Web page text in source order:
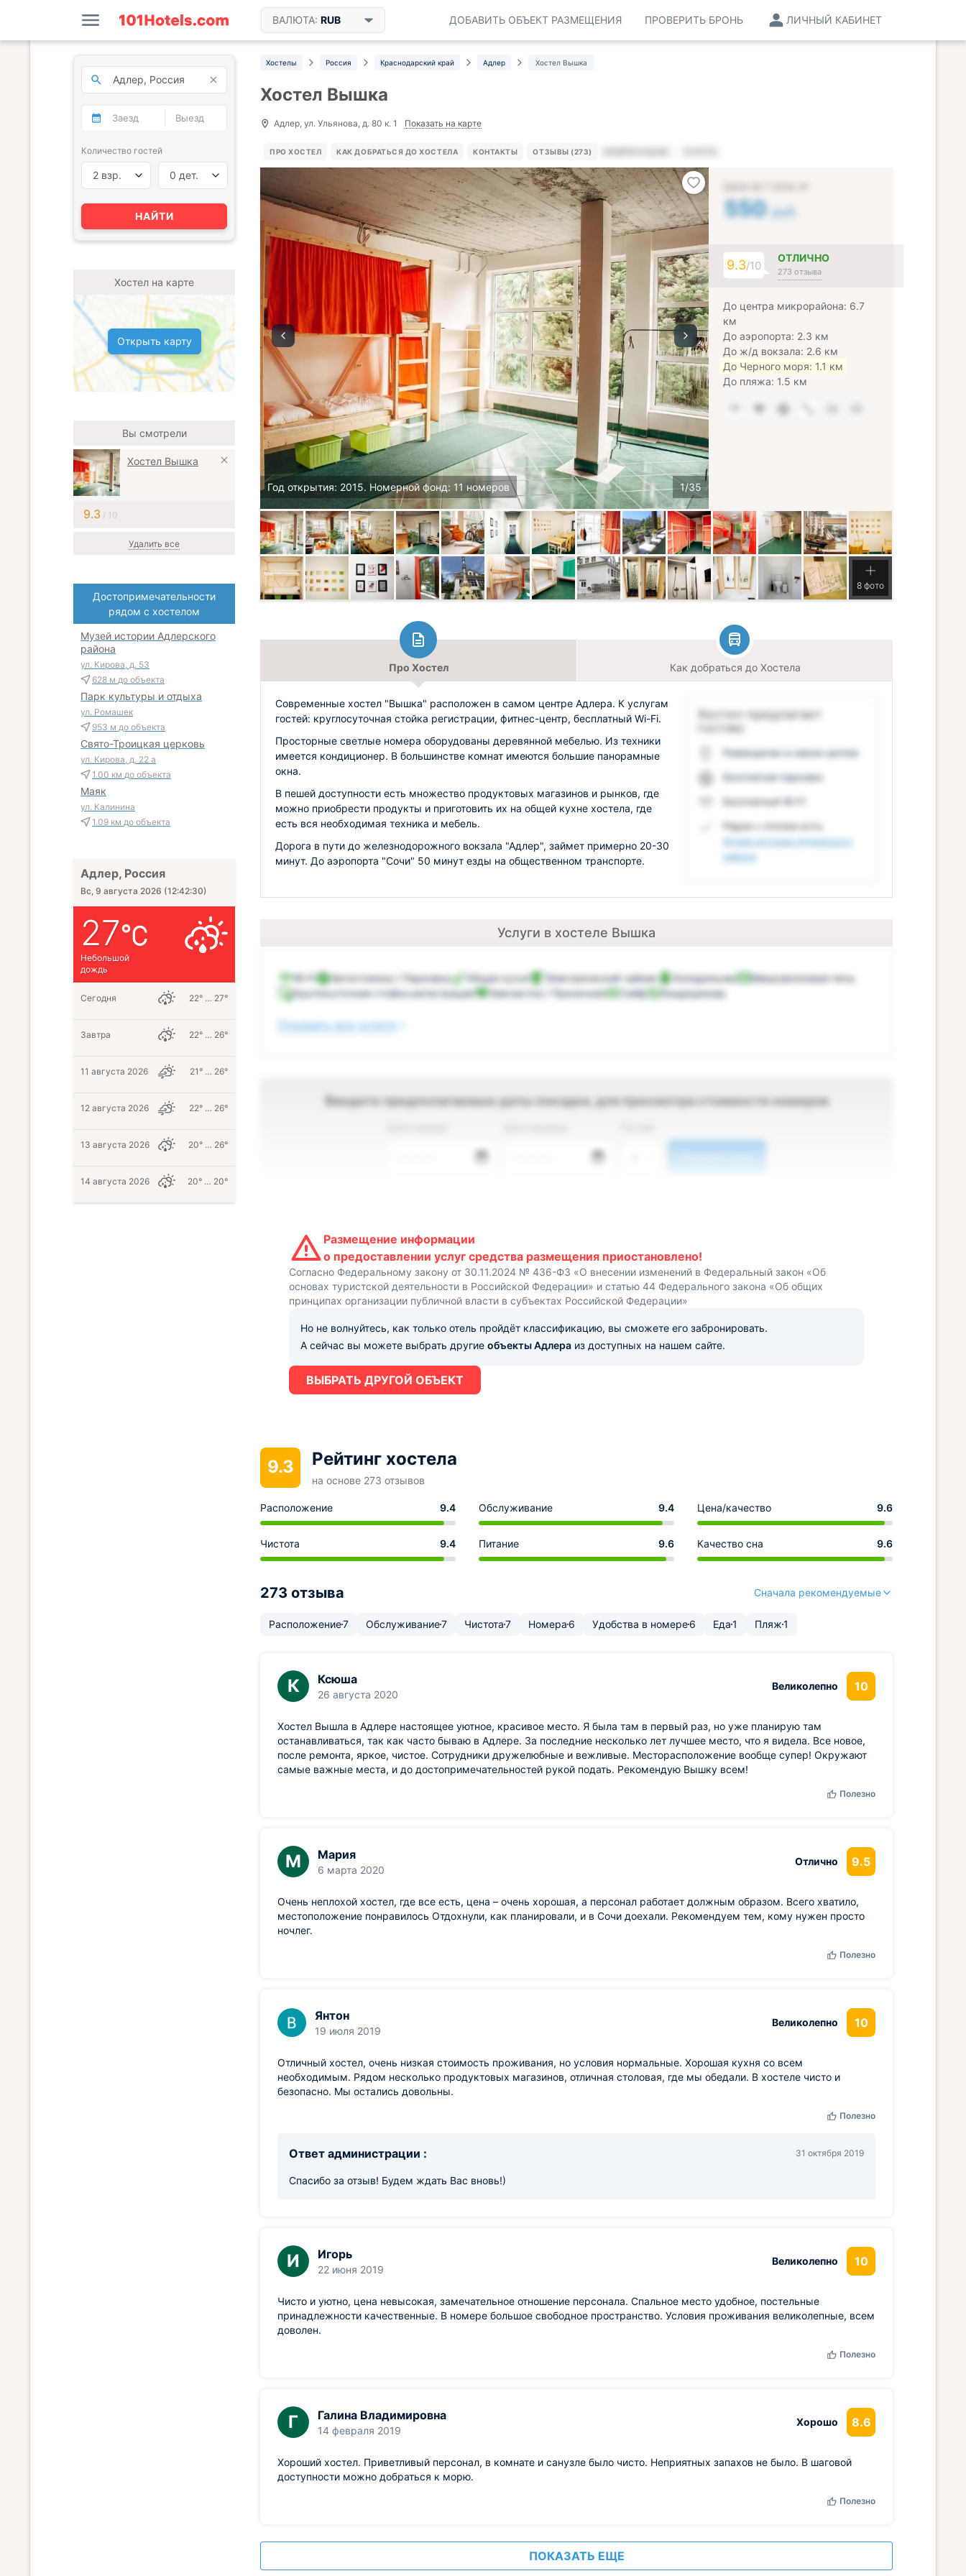
ВАЛЮТА: RUB ЛИЧНЫЙ КАБИНЕТ
ПРОВЕРИТЬ БРОНЬ
ДОБАВИТЬ ОБЪЕКТ РАЗМЕЩЕНИЯ
Хостелы Россия Краснодарский край Адлер Хостел Вышка
Хостел Вышка
Адлер, ул. Ульянова, д. 80 к. 1 Показать на карте
ПРО ХОСТЕЛ КАК ДОБРАТЬСЯ ДО ХОСТЕЛА КОНТАКТЫ ОТЗЫВЫ (273)
Год открытия: 2015. Номерной фонд: 11 номеров
550 руб.
9.3/10
ОТЛИЧНО
273 отзыва
До центра микрорайона: 6.7
км
До аэропорта: 2.3 км
До ж/д вокзала: 2.6 км
До Черного моря: 1.1 км
До пляжа: 1.5 км
8 фото
Про Хостел Как добраться до Хостела
Хостел предлагает
гостям:
Размещение в самом центре
Бесплатная парковка
Бесплатный Wi-Fi
Рядом с отелем есть:
Музей истории Адлерского
района
Современные хостел "Вышка" расположен в самом центре Адлера. К услугам
гостей: круглосуточная стойка регистрации, фитнес-центр, бесплатный Wi-Fi.
Просторные светлые номера оборудованы деревянной мебелью. Из техники
имеется кондиционер. В большинстве комнат имеются большие панорамные
окна.
В пешей доступности есть множество продуктовых магазинов и рынков, где
можно приобрести продукты и приготовить их на общей кухне хостела, где
есть вся необходимая техника и мебель.
Дорога в пути до железнодорожного вокзала "Адлер", займет примерно 20-30
минут. До аэропорта "Сочи" 50 минут езды на общественном транспорте.
Услуги в хостеле Вышка
Wi-Fi Автостоянка / Парковка Общая кухня Электрический чайник Холодильник
Микроволновая печь
Круглосуточная стойка регистрации
Химчистка / Прачечная Сейф Кондиционер
Показать все услуги
Введите предполагаемые даты поездки, для просмотра стоимости номеров
Размещение информации
о предоставлении услуг средства размещения приостановлено!
Согласно Федеральному закону от 30.11.2024 № 436-ФЗ «О внесении изменений в Федеральный закон «Об
основах туристской деятельности в Российской Федерации» и статью 44 Федерального закона «Об общих
принципах организации публичной власти в субъектах Российской Федерации»
Но не волнуйтесь, как только отель пройдёт классификацию, вы сможете его забронировать.
А сейчас вы можете выбрать другие объекты Адлера из доступных на нашем сайте.
ВЫБРАТЬ ДРУГОЙ ОБЪЕКТ
9.3 Рейтинг хостела
на основе 273 отзывов
Расположение 9.4 Обслуживание 9.4 Цена/качество 9.6
Чистота 9.4 Питание 9.6 Качество сна 9.6
273 отзыва Сначала рекомендуемые
Расположение7 Обслуживание7 Чистота7 Номера 6 Удобства в номере6 Еда1 Пляж1
К Ксюша
26 августа 2020
Великолепно 10
Хостел Вышла в Адлере настоящее уютное, красивое место. Я была там в первый раз, но уже планирую там
останавливаться, так как часто бываю в Адлере. За последние несколько лет лучшее место, что я видела. Все новое,
после ремонта, яркое, чистое. Сотрудники дружелюбные и вежливые. Месторасположение вообще супер! Окружают
самые важные места, и до достопримечательностей рукой подать. Рекомендую Вышку всем!
Полезно
М Мария
6 марта 2020
Отлично 9.5
Очень неплохой хостел, где все есть, цена – очень хорошая, а персонал работает должным образом. Всего хватило,
местоположение понравилось Отдохнули, как планировали, и в Сочи доехали. Рекомендуем тем, кому нужен просто
ночлег.
Полезно
Янтон
19 июля 2019
Великолепно 10
Отличный хостел, очень низкая стоимость проживания, но условия нормальные. Хорошая кухня со всем
необходимым. Рядом несколько продуктовых магазинов, отличная столовая, где мы обедали. В хостеле чисто и
безопасно. Мы остались довольны.
Полезно
Ответ администрации : 31 октября 2019
Спасибо за отзыв! Будем ждать Вас вновь!)
И Игорь
22 июня 2019
Великолепно 10
Чисто и уютно, цена невысокая, замечательное отношение персонала. Спальное место удобное, постельные
принадлежности качественные. В номере большое свободное пространство. Условия проживания великолепные, всем
доволен.
Полезно
Г Галина Владимировна
14 февраля 2019
Хорошо 8.6
Хороший хостел. Приветливый персонал, в комнате и санузле было чисто. Неприятных запахов не было. В шаговой
доступности можно добраться к морю.
Полезно
ПОКАЗАТЬ ЕЩЕ
Количество гостей
2 взр. 0 дет.
НАЙТИ
Хостел на карте
Открыть карту
Вы смотрели
Хостел Вышка
9.3 / 10
Удалить все
Достопримечательности
рядом с хостелом
Музей истории Адлерского
района
ул. Кирова, д. 53
628 м до объекта
Парк культуры и отдыха
ул. Ромашек
953 м до объекта
Свято-Троицкая церковь
ул. Кирова, д. 22 а
1.00 км до объекта
Маяк
ул. Калинина
1.09 км до объекта
Адлер, Россия
Вс, 9 августа 2026 (12:42:31)
27
Небольшой
дождь
Сегодня 22° … 27°
Завтра 22° … 26°
11 августа 2026 21° … 26°
12 августа 2026 22° … 26°
13 августа 2026 20° … 26°
14 августа 2026 20° … 20°